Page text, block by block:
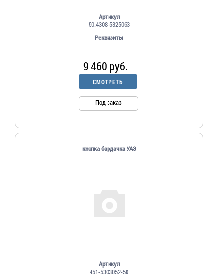
Артикул
50.4308-5325063
Реквизиты
9 460 руб.
СМОТРЕТЬ
Под заказ
кнопка бардачка УАЗ
Артикул
451-5303052-50